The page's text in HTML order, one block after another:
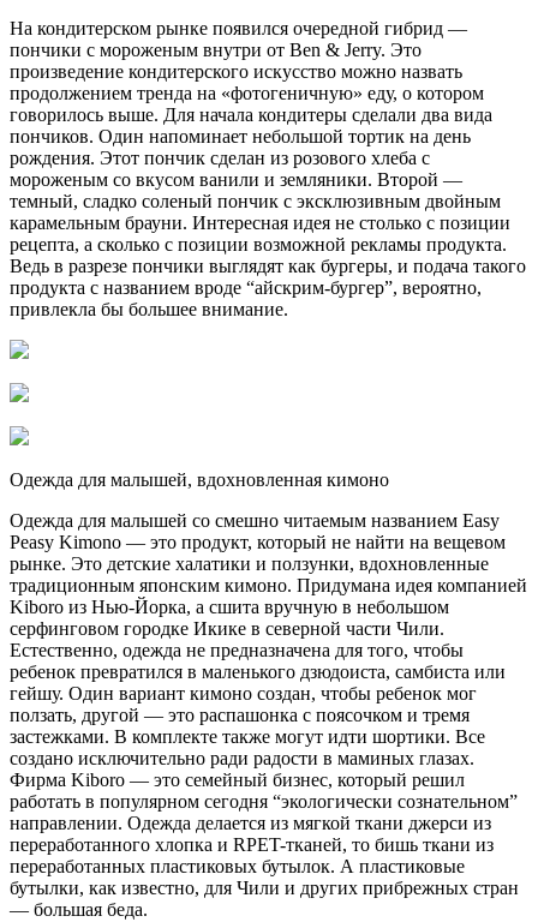
На кондитерском рынке появился очередной гибрид —
пончики с мороженым внутри от Ben & Jerry. Это
произведение кондитерского искусство можно назвать
продолжением тренда на «фотогеничную» еду, о котором
говорилось выше. Для начала кондитеры сделали два вида
пончиков. Один напоминает небольшой тортик на день
рождения. Этот пончик сделан из розового хлеба с
мороженым со вкусом ванили и земляники. Второй —
темный, сладко соленый пончик с эксклюзивным двойным
карамельным брауни. Интересная идея не столько с позиции
рецепта, а сколько с позиции возможной рекламы продукта.
Ведь в разрезе пончики выглядят как бургеры, и подача такого
продукта с названием вроде “айскрим-бургер”, вероятно,
привлекла бы большее внимание.
Одежда для малышей, вдохновленная кимоно
Одежда для малышей со смешно читаемым названием Easy
Peasy Kimono — это продукт, который не найти на вещевом
рынке. Это детские халатики и ползунки, вдохновленные
традиционным японским кимоно. Придумана идея компанией
Kiboro из Нью-Йорка, а сшита вручную в небольшом
серфинговом городке Икике в северной части Чили.
Естественно, одежда не предназначена для того, чтобы
ребенок превратился в маленького дзюдоиста, самбиста или
гейшу. Один вариант кимоно создан, чтобы ребенок мог
ползать, другой — это распашонка с поясочком и тремя
застежками. В комплекте также могут идти шортики. Все
создано исключительно ради радости в маминых глазах.
Фирма Kiboro — это семейный бизнес, который решил
работать в популярном сегодня “экологически сознательном”
направлении. Одежда делается из мягкой ткани джерси из
переработанного хлопка и RPET-тканей, то бишь ткани из
переработанных пластиковых бутылок. А пластиковые
бутылки, как известно, для Чили и других прибрежных стран
— большая беда.